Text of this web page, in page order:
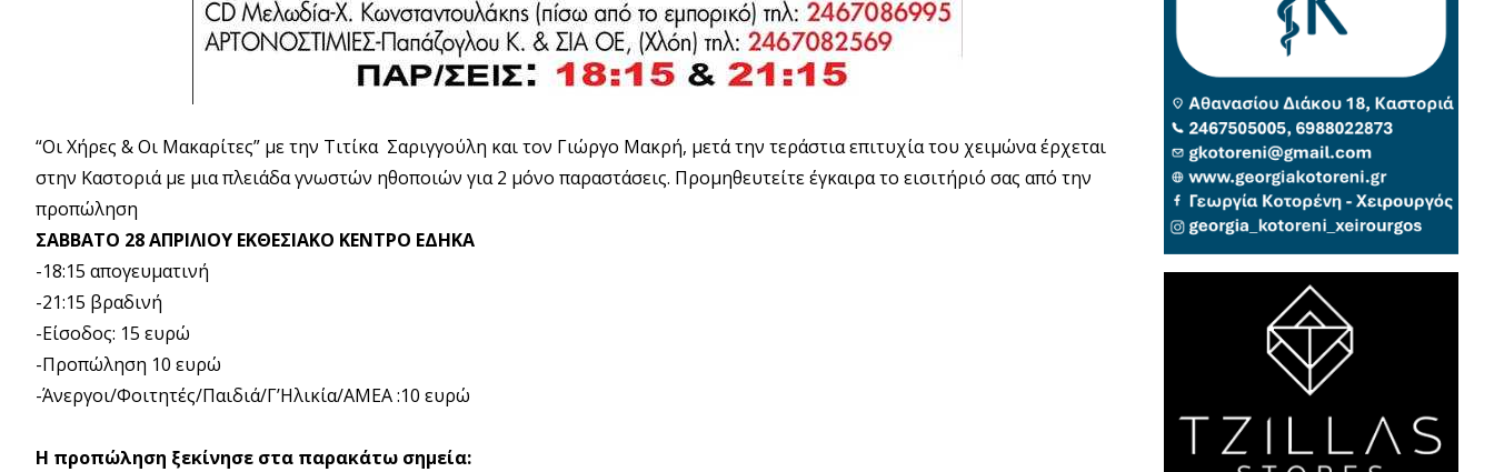
“Οι Χήρες & Οι Μακαρίτες” με την Τιτίκα Σαριγγούλη και τον Γιώργο Μακρή, μετά την τεράστια επιτυχία του χειμώνα έρχεται
στην Καστοριά με μια πλειάδα γνωστών ηθοποιών για 2 μόνο παραστάσεις. Προμηθευτείτε έγκαιρα το εισιτήριό σας από την
προπώληση
ΣΑΒΒΑΤΟ 28 ΑΠΡΙΛΙΟΥ ΕΚΘΕΣΙΑΚΟ ΚΕΝΤΡΟ ΕΔΗΚΑ
-18:15 απογευματινή
-21:15 βραδινή
-Είσοδος: 15 ευρώ
-Προπώληση 10 ευρώ
-Άνεργοι/Φοιτητές/Παιδιά/Γ’Ηλικία/ΑΜΕΑ :10 ευρώ
Η προπώληση ξεκίνησε στα παρακάτω σημεία: